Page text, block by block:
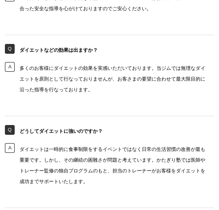
合った安全な指導を心がけておりますのでご安心ください。
ダイエットなどの効果は出ますか？
多くのお客様にダイエットの効果を実感いただいております。当ジムでは無理なダイ
エットを原則として行なっておりませんが、お客さまの要望に合わせて最大限目的に
沿った指導を行なっております。
どうしてダイエットに強いのですか？
ダイエットは一時的に食事制限をするイベントではなく日常の生活習慣の改善が最も
重要です。しかし、その継続の困難さが問題と考えています。かたぎり塾では医師や
トレーナー監修の独自プログラムのもと、担当のトレーナーがお客様をダイエットを
成功までサポートいたします。